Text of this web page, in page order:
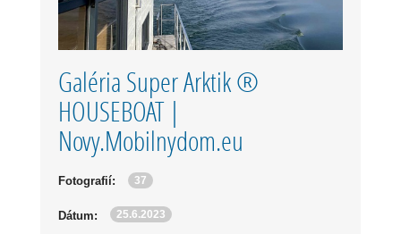
Galéria Super Arktik ®
HOUSEBOAT |
Novy.Mobilnydom.eu
Fotografií: 37
Dátum: 25.6.2023